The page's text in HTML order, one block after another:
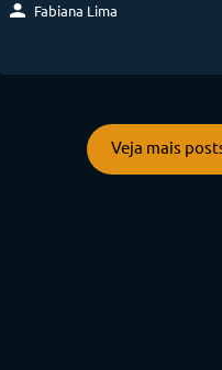
Fabiana Lima
Veja mais